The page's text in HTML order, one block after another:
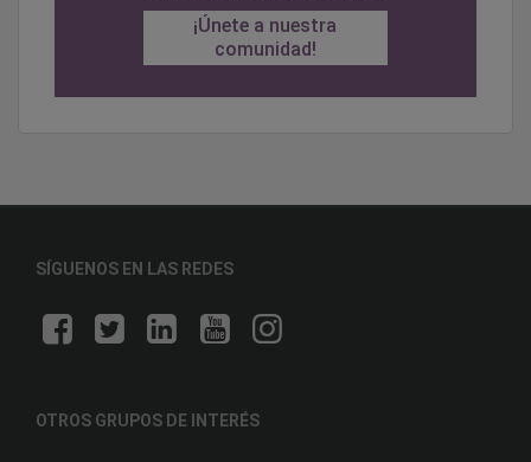
¡Únete a nuestra
comunidad!
SÍGUENOS EN LAS REDES
OTROS GRUPOS DE INTERÉS